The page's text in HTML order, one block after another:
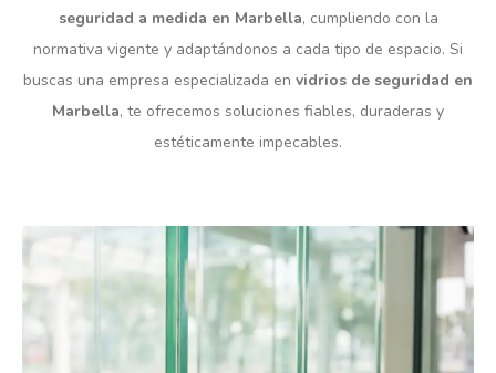
seguridad a medida en Marbella, cumpliendo con la
normativa vigente y adaptándonos a cada tipo de espacio. Si
buscas una empresa especializada en vidrios de seguridad en
Marbella, te ofrecemos soluciones fiables, duraderas y
estéticamente impecables.